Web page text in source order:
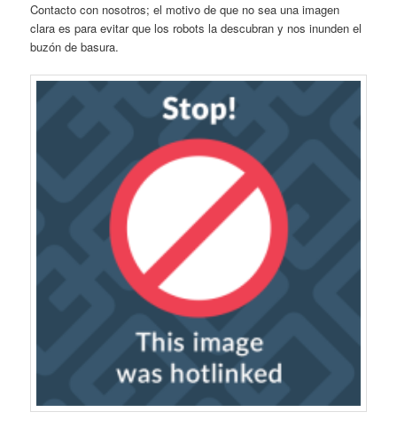
Contacto con nosotros; el motivo de que no sea una imagen
clara es para evitar que los robots la descubran y nos inunden el
buzón de basura.